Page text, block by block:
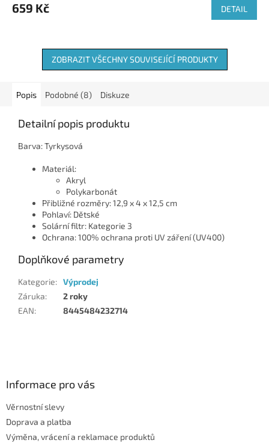
659 Kč DETAIL
ZOBRAZIT VŠECHNY SOUVISEJÍCÍ PRODUKTY
Popis Podobné (8) Diskuze
Detailní popis produktu
Barva: Tyrkysová
Materiál:
Akryl
Polykarbonát
Přibližné rozměry: 12,9 x 4 x 12,5 cm
Pohlaví: Dětské
Solární filtr: Kategorie 3
Ochrana: 100% ochrana proti UV záření (UV400)
Doplňkové parametry
Kategorie: Výprodej
Záruka:
2 roky
EAN: 8445484232714
Informace pro vás
Věrnostní slevy
Doprava a platba
Výměna, vrácení a reklamace produktů